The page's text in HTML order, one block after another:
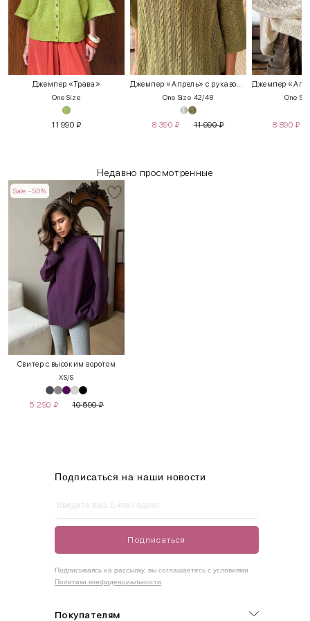
Джемпер «Трава»
One Size
11 990 ₽
Джемпер «Апрель» с рукавом 3/4
One Size 42/48
8 390 ₽ 11 990₽
One
8 890 ₽
Недавно просмотренные
Sale -50%
Свитер с высоким воротом
XS/S
5 290 ₽ 10 590₽
INT RUS
42-50
Как правильно себя обмерить
Измеряется по самым выступающим точкам.
Покупателям
Подписаться на наши новости
Подписаться
Подписываясь на рассылку, вы соглашаетесь с условиями
Политики конфиденциальности